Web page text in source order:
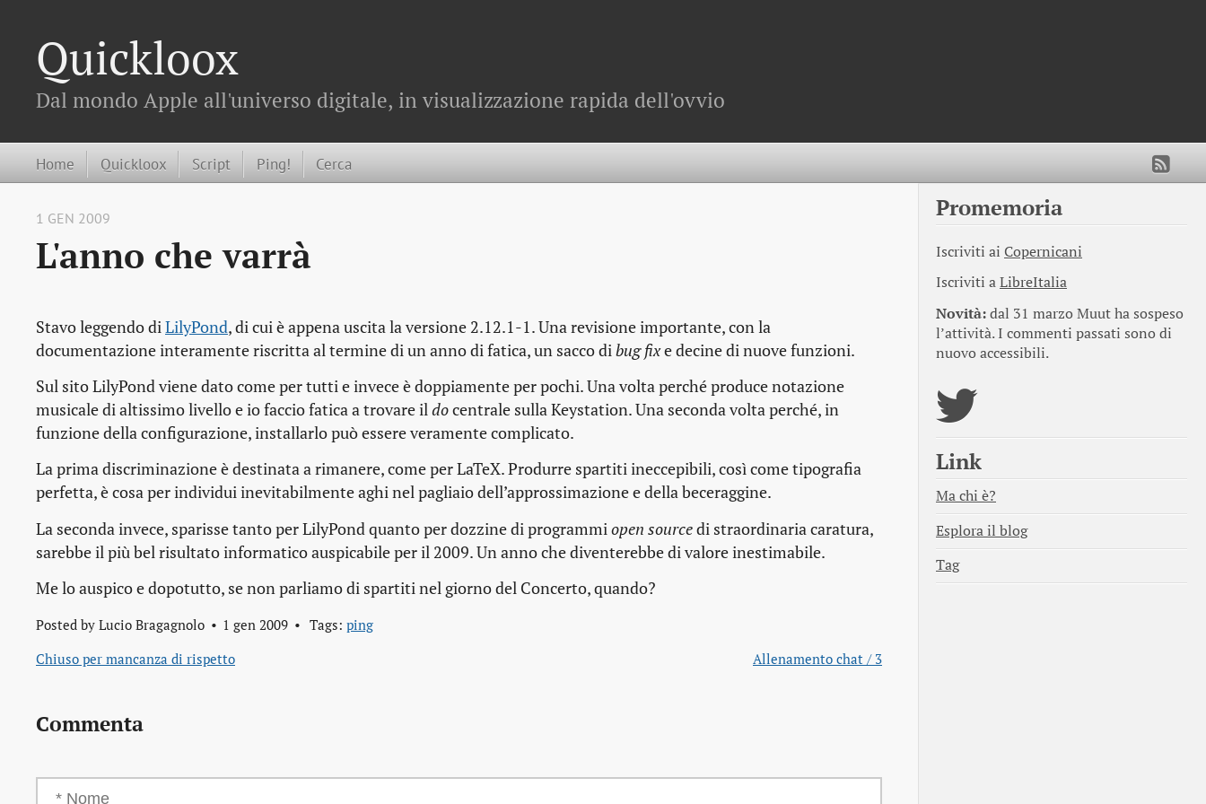
Quickloox
Dal mondo Apple all'universo digitale, in visualizzazione rapida dell'ovvio
Home Quickloox Script Ping! Cerca
1 GEN 2009
L'anno che varrà
Stavo leggendo diLilyPond, di cui è appena uscita la versione 2.12.1-1. Una revisione importante, con la
documentazione interamente riscritta al termine di un anno di fatica, un sacco dibug fixe decine di nuove funzioni.
Sul sito LilyPond viene dato come per tutti e invece è doppiamente per pochi. Una volta perché produce notazione
musicale di altissimo livello e io faccio fatica a trovare ildocentrale sulla Keystation. Una seconda volta perché, in
funzione della configurazione, installarlo può essere veramente complicato.
La prima discriminazione è destinata a rimanere, come per LaTeX. Produrre spartiti ineccepibili, così come tipografia
perfetta, è cosa per individui inevitabilmente aghi nel pagliaio dell’approssimazione e della beceraggine.
La seconda invece, sparisse tanto per LilyPond quanto per dozzine di programmi open sourcedi straordinaria caratura,
sarebbe il più bel risultato informatico auspicabile per il 2009. Un anno che diventerebbe di valore inestimabile.
Me lo auspico e dopotutto, se non parliamo di spartiti nel giorno del Concerto, quando?
Posted by Lucio Bragagnolo 1 gen 2009 Tags: ping
Chiuso per mancanza di rispetto
Allenamento chat / 3
Commenta
Promemoria
Iscriviti ai Copernicani
Iscriviti aLibreItalia
Novità:dal 31 marzo Muut ha sospeso
l’attività. I commenti passati sono di
nuovo accessibili.
Link
Ma chi è?
Esplora il blog
Tag